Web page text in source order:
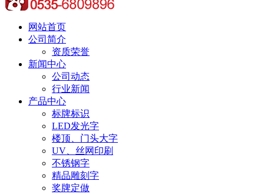
网站首页
公司简介
资质荣誉
新闻中心
公司动态
行业新闻
产品中心
标牌标识
LED发光字
楼顶、门头大字
UV、丝网印刷
不锈钢字
精品雕刻字
奖牌定做